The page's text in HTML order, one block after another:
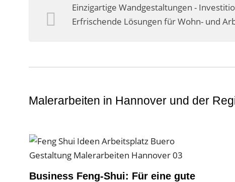
Einzigartige Wandgestaltungen -
Erfrischende Lösungen für Wohn- und
Malerarbeiten in Hannover und der
Business Feng-Shui: Für eine gute